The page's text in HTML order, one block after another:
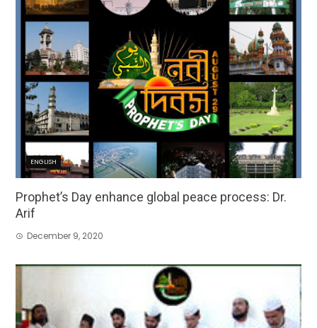
ENGLISH
Prophet’s Day enhance global peace process: Dr.
Arif
December 9, 2020